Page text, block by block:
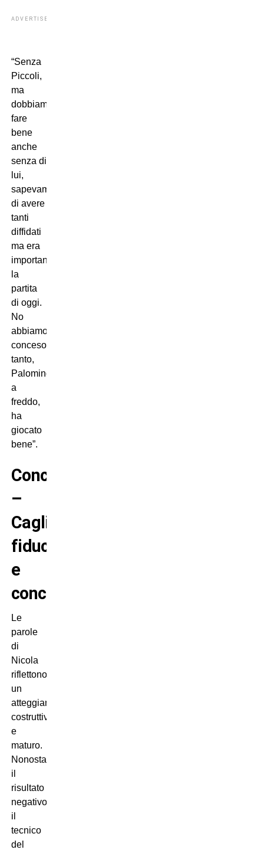
ADVERTISEMENT
“Senza
Piccoli,
ma
dobbiamo
fare
bene
anche
senza di
lui,
sapevamo
di avere
tanti
diffidati
ma era
importante
la
partita
di oggi.
No
abbiamo
concesos
tanto,
Palomino,
a
freddo,
ha
giocato
bene”.
Conclusione
–
Cagliari,
fiducia
e
concretezza
Le
parole
di
Nicola
riflettono
un
atteggiamento
costruttivo
e
maturo.
Nonostante
il
risultato
negativo,
il
tecnico
del